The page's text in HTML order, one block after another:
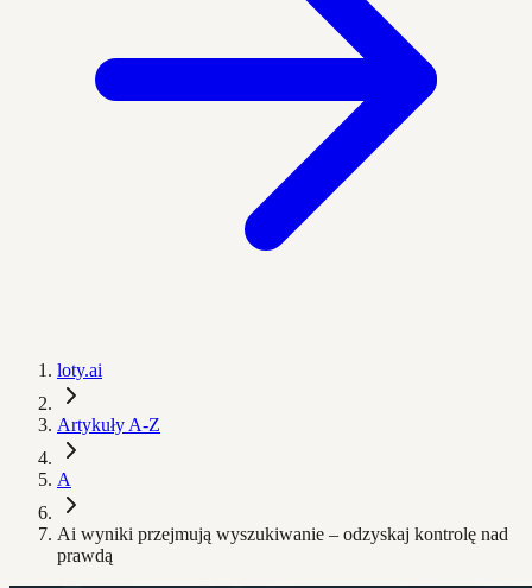
loty.ai
Artykuły A-Z
A
Ai wyniki przejmują wyszukiwanie – odzyskaj kontrolę nad
prawdą